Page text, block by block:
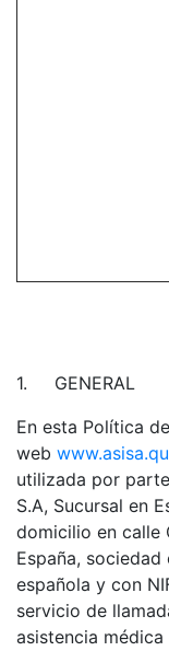
1.
GENERAL
En esta Política
web
utilizada por
S.A, Sucursal en
domicilio en calle
España,
española y con
servicio de
asistencia